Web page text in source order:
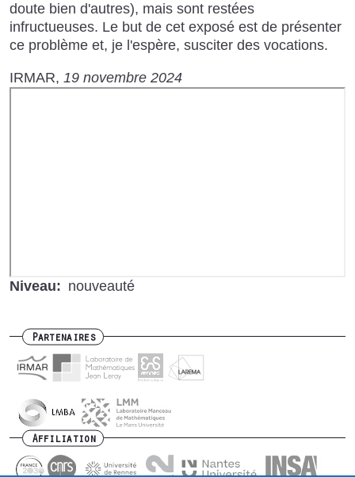
doute bien d'autres), mais sont restées
infructueuses. Le but de cet exposé est de présenter
ce problème et, je l'espère, susciter des vocations.
IRMAR 19 novembre 2024
Niveau nouveauté
Partenaires
Affiliation